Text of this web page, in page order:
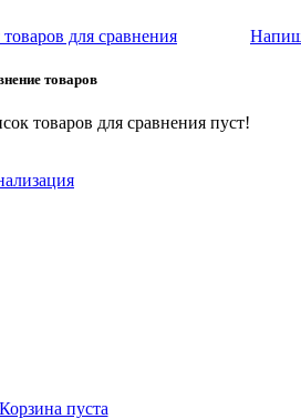
для сравнения
товаров
товаров для сравнения пуст!
Корзина пуста